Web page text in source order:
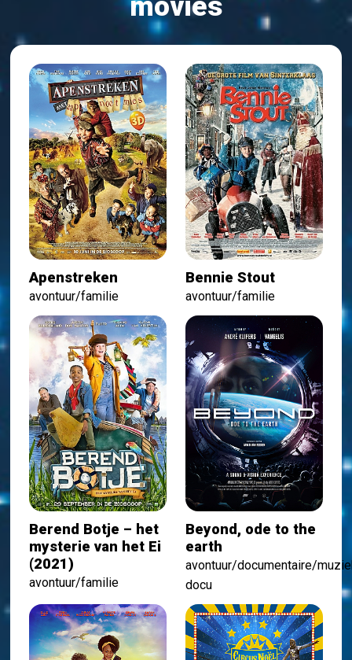
Apenstreken
avontuur/familie
Bennie Stout
avontuur/familie
Berend Botje – het
mysterie van het Ei
(2021)
avontuur/familie
Beyond, ode to the
earth
avontuur/documentaire/
docu